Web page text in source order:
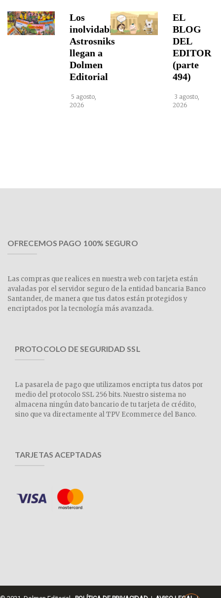
Los
inolvidables
Astrosniks
llegan a
Dolmen
Editorial
5 agosto,
2026
EL
BLOG
DEL
EDITOR
(parte
494)
3 agosto,
2026
OFRECEMOS PAGO 100% SEGURO
Las compras que realices en nuestra web con tarjeta están
avaladas por el servidor seguro de la entidad bancaria Banco
Santander, de manera que tus datos están protegidos y
encriptados por la tecnología más avanzada.
PROTOCOLO DE SEGURIDAD SSL
La pasarela de pago que utilizamos encripta tus datos por
medio del protocolo SSL 256 bits. Nuestro sistema no
almacena ningún dato bancario de tu tarjeta de crédito,
sino que va directamente al TPV Ecommerce del Banco.
TARJETAS ACEPTADAS